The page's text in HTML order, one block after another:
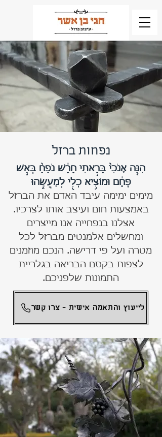
נפחות ברזל
הִנֵּ֤ה אָנֹכִי֙ בָּרָ֣אתִי חָרָ֔שׁ נֹפֵחַ֙ בְּאֵ֣שׁ
פֶּחָ֔ם וּמוֹצִ֥יא כְלִ֖י לְמַעֲשֵׂ֑הוּ
מימים ימימה עיבד האדם את הברזל
באמצעות חום ועיצב אותו לצרכיו.
אצלנו בנפחייה אנו מייצרים
ומחשלים אלמנטים מברזל לכל
מטרה ועל פי דרישה. הנכם מוזמנים
לצפות בקסם הבריאה בגלריית
התמונות שלפניכם.
לייעוץ והתאמה אישית - צרו קשר